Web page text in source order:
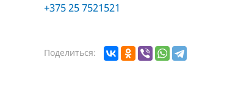
+375 25 7521521
Поделиться: